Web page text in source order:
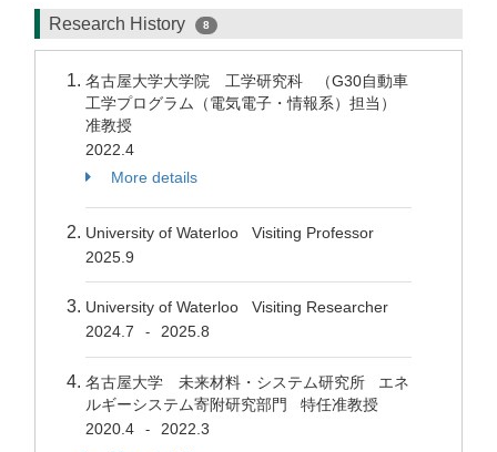
Research History 8
名古屋大学大学院 工学研究科 （G30自動車
工学プログラム（電気電子・情報系）担当）
准教授
2022.4
More details
University of Waterloo Visiting Professor
2025.9
University of Waterloo Visiting Researcher
2024.7
- 2025.8
名古屋大学 未来材料・システム研究所 エネ
ルギーシステム寄附研究部門 特任准教授
2020.4
-
2022.3